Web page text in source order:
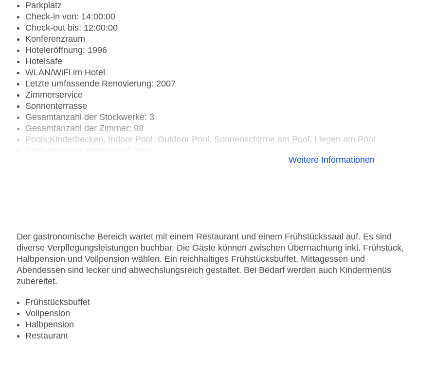
Parkplatz
Check-in von: 14:00:00
Check-out bis: 12:00:00
Konferenzraum
Hoteleröffnung: 1996
Hotelsafe
WLAN/WiFi im Hotel
Letzte umfassende Renovierung: 2007
Zimmerservice
Sonnenterrasse
Gesamtanzahl der Stockwerke: 3
Gesamtanzahl der Zimmer: 98
Pools:Kinderbecken, Indoor Pool, Outdoor Pool, Sonnenschirme am Pool, Liegen am Pool
Weitere Informationen
Der gastronomische Bereich wartet mit einem Restaurant und einem Frühstückssaal auf. Es sind
diverse Verpflegungsleistungen buchbar. Die Gäste können zwischen Übernachtung inkl. Frühstück,
Halbpension und Vollpension wählen. Ein reichhaltiges Frühstücksbuffet, Mittagessen und
Abendessen sind lecker und abwechslungsreich gestaltet. Bei Bedarf werden auch Kindermenüs
zubereitet.
Frühstücksbuffet
Vollpension
Halbpension
Restaurant